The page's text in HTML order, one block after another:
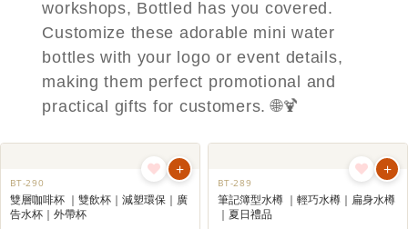
workshops, Bottled has you covered.
Customize these adorable mini water
bottles with your logo or event details,
making them perfect promotional and
practical gifts for customers. 🌐🍹
+
BT-290
雙層咖啡杯 ｜雙飲杯｜減塑環保｜廣
告水杯｜外帶杯
+
BT-289
筆記簿型水樽 ｜輕巧水樽｜扁身水樽
｜夏日禮品